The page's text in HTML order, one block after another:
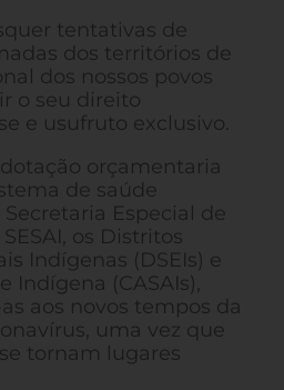
tentativas de
dos territórios de
dos nossos povos
o seu direito
e usufruto exclusivo.
orçamentaria
de saúde
Especial de
os Distritos
Indígenas (DSEIs) e
Indígena (CASAIs),
aos novos tempos da
uma vez que
tornam lugares